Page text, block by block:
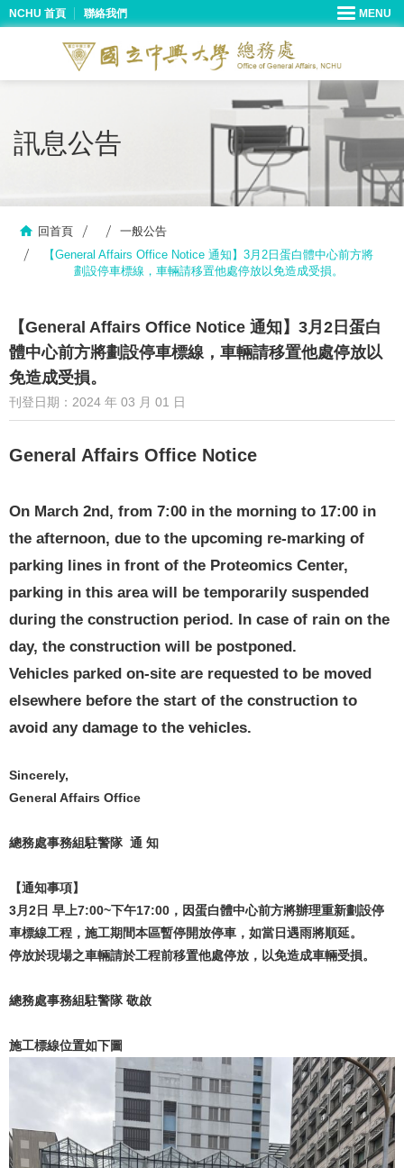
NCHU 首頁 聯絡我們
訊息公告
回首頁
一般公告
【General Affairs Office Notice 通知】3月2日蛋白體中心前方將
劃設停車標線，車輛請移置他處停放以免造成受損。
【General Affairs Office Notice 通知】3月2日蛋白
體中心前方將劃設停車標線，車輛請移置他處停放以
免造成受損。
刊登日期：2024 年 03 月 01 日
General Affairs Office Notice
On March 2nd, from 7:00 in the morning to 17:00 in
the afternoon, due to the upcoming re-marking of
parking lines in front of the Proteomics Center,
parking in this area will be temporarily suspended
during the construction period. In case of rain on the
day, the construction will be postponed.
Vehicles parked on-site are requested to be moved
elsewhere before the start of the construction to
avoid any damage to the vehicles.
Sincerely,
General Affairs Office
總務處事務組駐警隊 通 知
【通知事項】
3月2日 早上7:00~下午17:00 ，因蛋白體中心前方將辦理重新劃設停
車標線工程，施工期間本區暫停開放停車，如當日遇雨將順延。
停放於現場之車輛請於工程前移置他處停放，以免造成車輛受損。
總務處事務組駐警隊 敬啟
施工標線位置如下圖